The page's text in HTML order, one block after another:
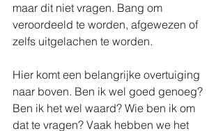
maar dit niet vragen. Bang om
veroordeeld te worden, afgewezen of
zelfs uitgelachen te worden.
Hier komt een belangrijke overtuiging
naar boven. Ben ik wel goed genoeg?
Ben ik het wel waard? Wie ben ik om
dat te vragen? Vaak hebben we het